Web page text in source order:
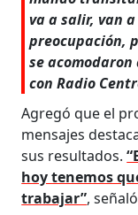
va a salir, van
preocupación,
se
con Radio
Agregó que el
mensajes
sus resultados.
hoy tenemos
trabajar”,